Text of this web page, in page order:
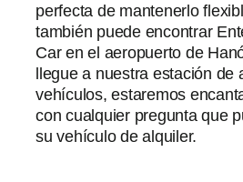
perfecta de mantenerlo
también puede encontrar
Car en el aeropuerto de
llegue a nuestra estación de
vehículos, estaremos
con cualquier pregunta que
su vehículo de alquiler.